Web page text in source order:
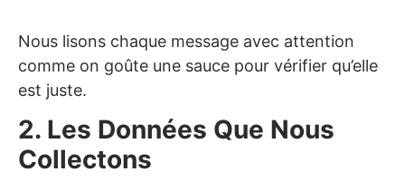
Nous lisons chaque message avec attention
comme on goûte une sauce pour vérifier qu’elle
est juste.
2. Les Données Que Nous
Collectons